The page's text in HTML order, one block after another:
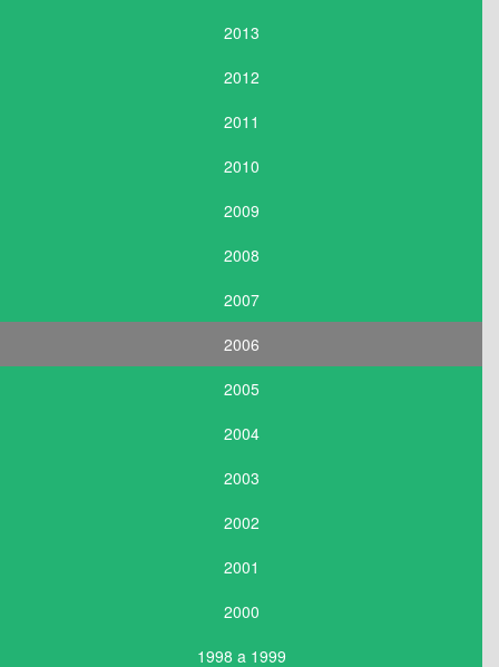
2013
2012
2011
2010
2009
2008
2007
2006
2005
2004
2003
2002
2001
2000
1998 a 1999